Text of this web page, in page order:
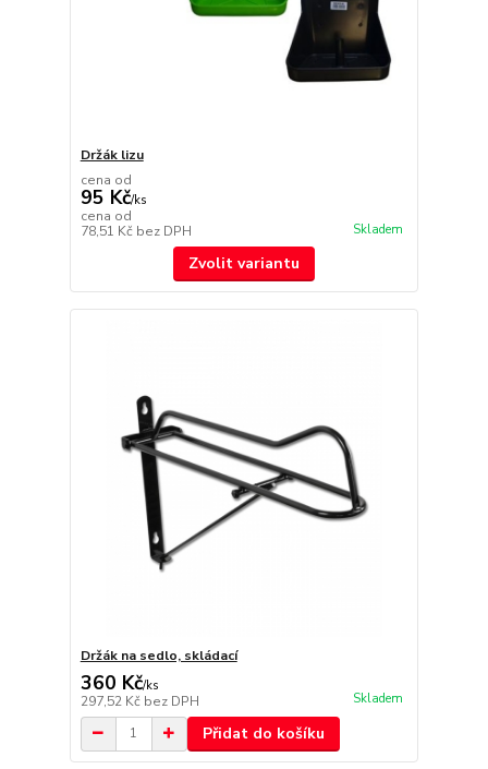
Držák lizu
cena od
95 Kč/ks
cena od
78,51 Kč bez DPH Skladem
Zvolit variantu
Držák na sedlo, skládací
360 Kč/ks
297,52 Kč bez DPH Skladem
Přidat do košíku